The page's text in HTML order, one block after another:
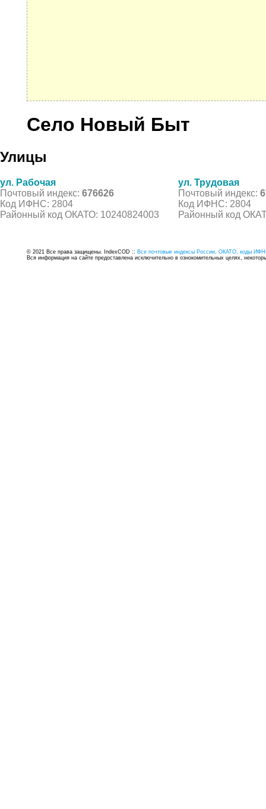
Село Новый Быт
Улицы
ул. Рабочая
Почтовый индекс: 676626
Код ИФНС: 2804
Районный код ОКАТО: 10240824003
ул. Трудовая
Почтовый индекс:
Код ИФНС: 2804
Районный код
© 2021 Все права защищены. IndexCOD :: Все почтовые индексы России, ОКАТО, коды
Вся информация на сайте предоставлена исключительно в ознокомительных целях,